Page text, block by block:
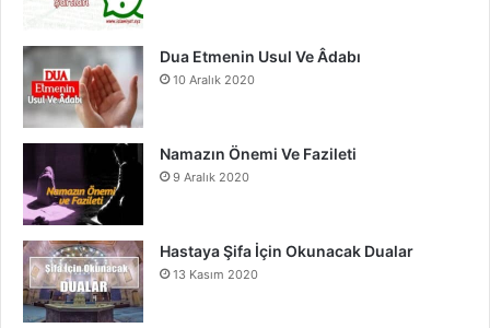
Dua Etmenin Usul Ve Âdabı
10 Aralık 2020
Namazın Önemi Ve Fazileti
9 Aralık 2020
Hastaya Şifa İçin Okunacak Dualar
13 Kasım 2020